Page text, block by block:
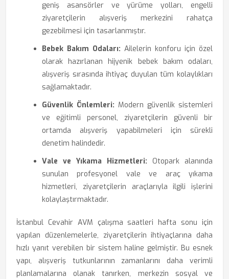
geniş asansörler ve yürüme yolları, engelli
ziyaretçilerin alışveriş merkezini rahatça
gezebilmesi için tasarlanmıştır.
Bebek Bakım Odaları: Ailelerin konforu için özel
olarak hazırlanan hijyenik bebek bakım odaları,
alışveriş sırasında ihtiyaç duyulan tüm kolaylıkları
sağlamaktadır.
Güvenlik Önlemleri: Modern güvenlik sistemleri
ve eğitimli personel, ziyaretçilerin güvenli bir
ortamda alışveriş yapabilmeleri için sürekli
denetim halindedir.
Vale ve Yıkama Hizmetleri: Otopark alanında
sunulan profesyonel vale ve araç yıkama
hizmetleri, ziyaretçilerin araçlarıyla ilgili işlerini
kolaylaştırmaktadır.
İstanbul Cevahir AVM çalışma saatleri hafta sonu için
yapılan düzenlemelerle, ziyaretçilerin ihtiyaçlarına daha
hızlı yanıt verebilen bir sistem haline gelmiştir. Bu esnek
yapı, alışveriş tutkunlarının zamanlarını daha verimli
planlamalarına olanak tanırken, merkezin sosyal ve